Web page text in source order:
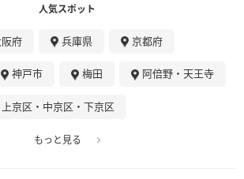
人気スポット
府 兵庫県 京都府
神戸市 梅田 阿倍野・天王寺
上京区・中京区・下京区
もっと見る